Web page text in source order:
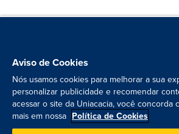
Aviso de Cookies
Nós usamos cookies para melhorar a sua
personalizar publicidade e recomendar
acessar o site da Uniacacia, você concorda
mais em nossa Política de Cookies